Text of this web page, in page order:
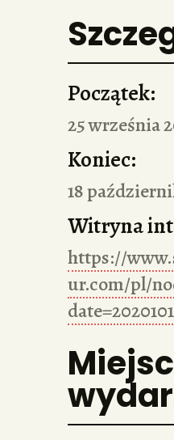
Początek:
25 września
Koniec:
18
Witryna
https://
ur.com/pl/